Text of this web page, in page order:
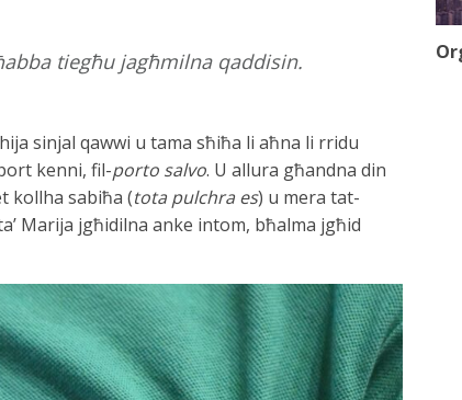
tiegħu jagħmilna qaddisin.
sinjal qawwi u tama sħiħa li aħna li rridu
kenni, fil-porto salvo. U allura għandna din
kollha sabiħa (tota pulchra es) u mera tat-
Marija jgħidilna anke intom, bħalma jgħid